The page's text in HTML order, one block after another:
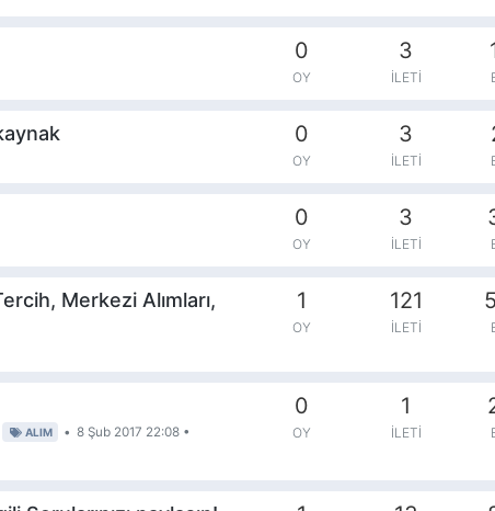
0
OY
3
İLETI
0
OY
3
İLETI
0
OY
3
İLETI
Merkezi Alımları,
1
OY
121
İLETI
ALIM • 8 Şub 2017 22:08 •
0
OY
1
İLETI